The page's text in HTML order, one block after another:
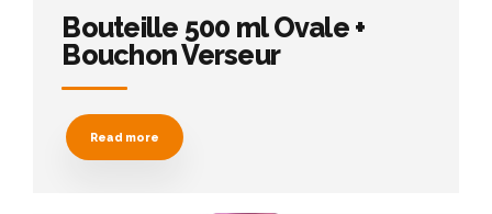
Bouteille 500 ml Ovale +
Bouchon Verseur
Read more